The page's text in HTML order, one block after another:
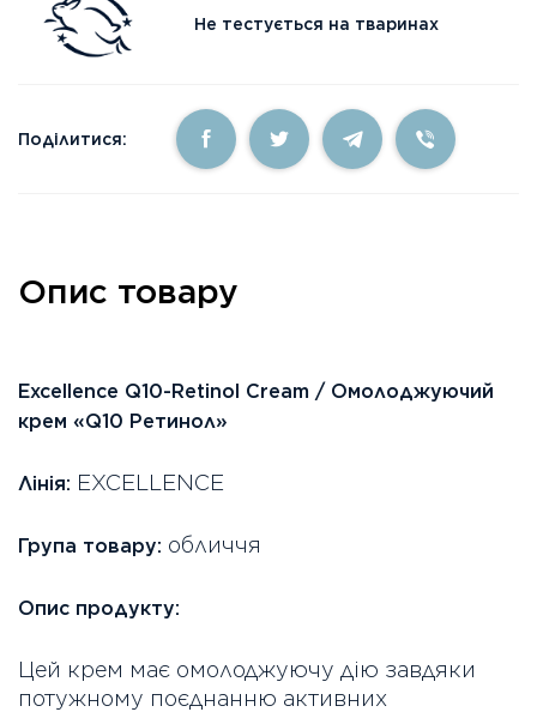
Не тестується на тваринах
Поділитися:
Опис товару
Excellence Q10-Retinol Cream / Омолоджуючий
крем «Q10 Ретинол»
Лінія: EXCELLENCE
Група товару: обличчя
Опис продукту:
Цей крем має омолоджуючу дію завдяки
потужному поєднанню активних